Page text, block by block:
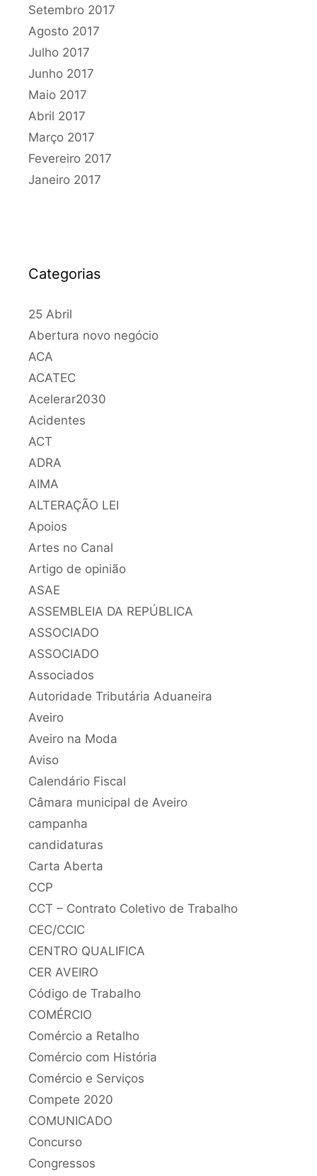
Setembro 2017
Agosto 2017
Julho 2017
Junho 2017
Maio 2017
Abril 2017
Março 2017
Fevereiro 2017
Janeiro 2017
Categorias
25 Abril
Abertura novo negócio
ACA
ACATEC
Acelerar2030
Acidentes
ACT
ADRA
AIMA
ALTERAÇÃO LEI
Apoios
Artes no Canal
Artigo de opinião
ASAE
ASSEMBLEIA DA REPÚBLICA
ASSOCIADO
ASSOCIADO
Associados
Autoridade Tributária Aduaneira
Aveiro
Aveiro na Moda
Aviso
Calendário Fiscal
Câmara municipal de Aveiro
campanha
candidaturas
Carta Aberta
CCP
CCT – Contrato Coletivo de Trabalho
CEC/CCIC
CENTRO QUALIFICA
CER AVEIRO
Código de Trabalho
COMÉRCIO
Comércio a Retalho
Comércio com História
Comércio e Serviços
Compete 2020
COMUNICADO
Concurso
Congressos